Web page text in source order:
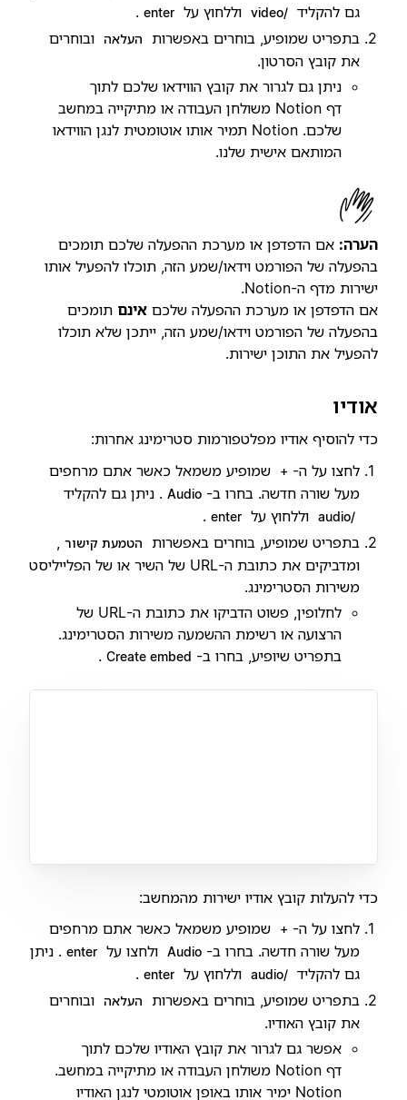
גם להקליד /video וללחוץ על enter
.
בתפריט שמופיע, בוחרים באפשרות
העלאה ובוחרים
את קובץ הסרטון.
ניתן גם לגרור את קובץ הווידאו שלכם לתוך
דף Notion משולחן העבודה או מתיקייה במחשב
שלכם. Notion תמיר אותו אוטומטית לנגן הווידאו
המותאם אישית שלנו.
הערה: אם הדפדפן או מערכת ההפעלה שלכם תומכים
בהפעלה של הפורמט וידאו/שמע הזה, תוכלו להפעיל אותו
ישירות מדף ה-Notion.
אם הדפדפן או מערכת ההפעלה שלכם אינם תומכים
בהפעלה של הפורמט וידאו/שמע הזה, ייתכן שלא תוכלו
להפעיל את התוכן ישירות.
אודיו
כדי להוסיף אודיו מפלטפורמות סטרימינג אחרות:
לחצו על ה- +
שמופיע משמאל כאשר אתם מרחפים
מעל שורה חדשה. בחרו ב- Audio . ניתן גם להקליד
/audio וללחוץ על enter
.
בתפריט שמופיע, בוחרים באפשרות
הטמעת קישור
ומדביקים את כתובת ה-URL של השיר או של הפלייליסט
משירות הסטרימינג.
לחלופין, פשוט הדביקו את כתובת ה-URL של
הרצועה או רשימת ההשמעה משירות הסטרימינג.
בתפריט שיופיע, בחרו ב- Create embed
.
כדי להעלות קובץ אודיו ישירות מהמחשב:
לחצו על ה- +
שמופיע משמאל כאשר אתם מרחפים
מעל שורה חדשה. בחרו ב- Audio ולחצו על enter . ניתן
גם להקליד /audio וללחוץ על enter
.
בתפריט שמופיע, בוחרים באפשרות
העלאה ובוחרים
את קובץ האודיו.
אפשר גם לגרור את קובץ האודיו שלכם לתוך
דף Notion משולחן העבודה או מתיקייה במחשב.
Notion ימיר אותו באופן אוטומטי לנגן האודיו